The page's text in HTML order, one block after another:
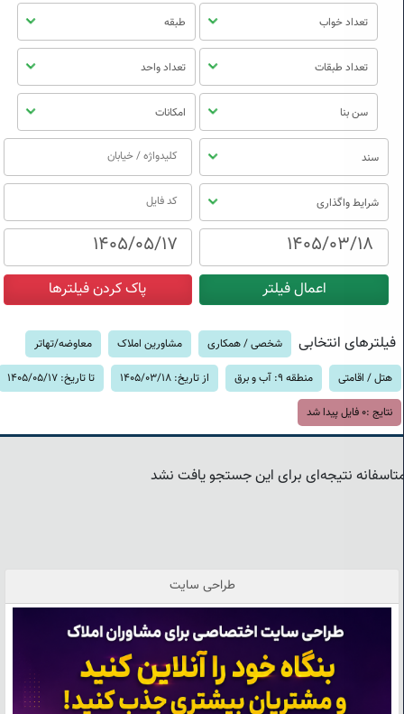
تعداد خواب طبقه
تعداد طبقات تعداد واحد
سن بنا امکانات
سند
شرایط واگذاری
فیلترهای انتخابی شخصی / همکاری مشاورین املاک معاوضه/تهاتر
هتل / اقامتی منطقه 9: آب و برق از تاریخ: 1405/03/18 تا تاریخ: 1405/05/17
نتایج :0 فایل پیدا شد
نتیجه‌ای برای این جستجو یافت نشد
طراحی سایت